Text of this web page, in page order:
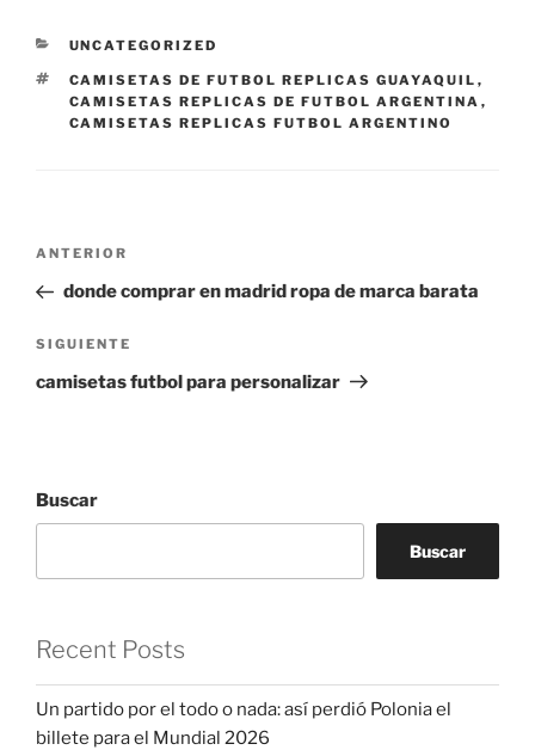
CATEGORÍAS
UNCATEGORIZED
ETIQUETAS
CAMISETAS DE FUTBOL REPLICAS GUAYAQUIL ,
CAMISETAS REPLICAS DE FUTBOL ARGENTINA ,
CAMISETAS REPLICAS FUTBOL ARGENTINO
Navegación
entradas
Entrada
anterior:
ANTERIOR
donde comprar en madrid ropa de marca barata
Siguiente
entrada
SIGUIENTE
camisetas futbol para personalizar
Buscar
Buscar
Recent Posts
Un partido por el todo o nada: así perdió Polonia el
billete para el Mundial 2026